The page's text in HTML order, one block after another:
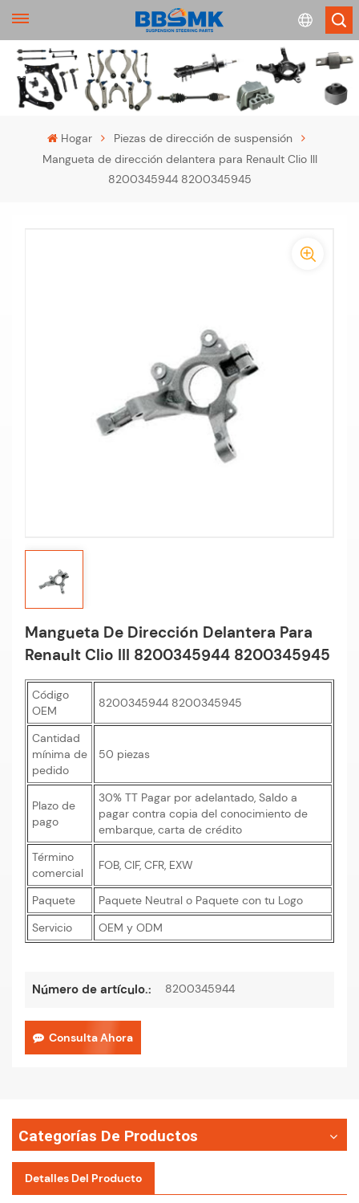
English
français
Deutsch
Hogar
Piezas de dirección de suspensión
Mangueta de dirección delantera para Renault Clio III
8200345944 8200345945
Mangueta De Dirección Delantera Para
Renault Clio III 8200345944 8200345945
Código
OEM
8200345944 8200345945
Cantidad
mínima de
pedido
50 piezas
Plazo de
pago
30% TT Pagar por adelantado, Saldo a
pagar contra copia del conocimiento de
embarque, carta de crédito
Término
comercial
FOB, CIF, CFR, EXW
Paquete
Paquete Neutral o Paquete con tu Logo
Servicio
OEM y ODM
Número de artículo.: 8200345944
Consulta Ahora
Categorías De Productos
Detalles Del Producto